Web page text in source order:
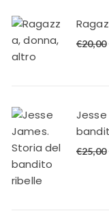
€20,00
€25,00